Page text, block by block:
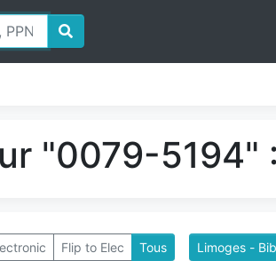
"0079-5194"
Flip to Elec Tous Limoges -